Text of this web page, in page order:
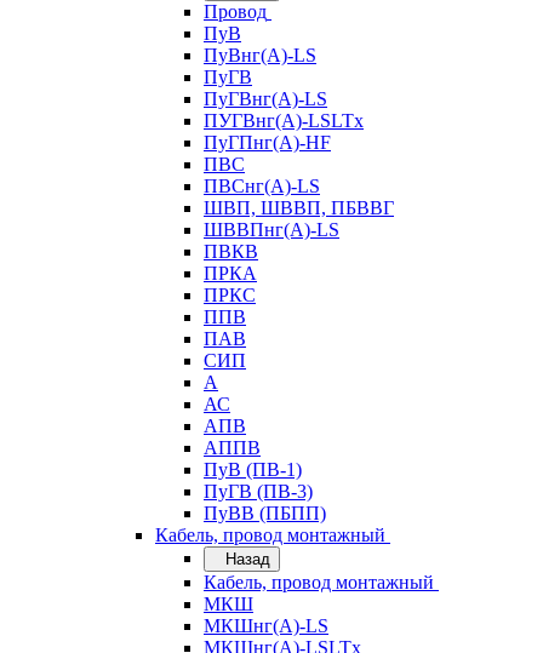
Провод
ПуВ
ПуВнг(А)-LS
ПуГВ
ПуГВнг(А)-LS
ПУГВнг(А)-LSLTx
ПуГПнг(А)-HF
ПВС
ПВСнг(А)-LS
ШВП, ШВВП, ПБВВГ
ШВВПнг(А)-LS
ПВКВ
ПРКА
ПРКС
ППВ
ПАВ
СИП
А
АС
АПВ
АППВ
ПуВ (ПВ-1)
ПуГВ (ПВ-3)
ПуВВ (ПБПП)
Кабель, провод монтажный
Назад
Кабель, провод монтажный
МКШ
МКШнг(А)-LS
МКШнг(А)-LSLTx